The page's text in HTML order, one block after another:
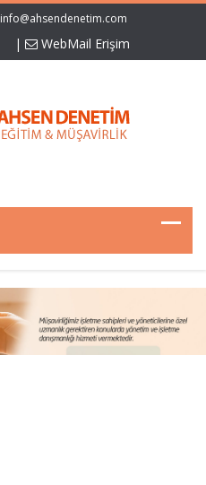
info@ahsendenetim.com
| WebMail Erişim